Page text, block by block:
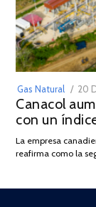
Gas Natural
ON
20
Canacol
con un
La empresa
reafirma como la